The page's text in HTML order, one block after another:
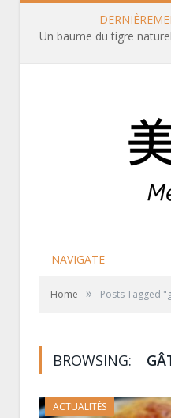
Un baume du tigre
NAVIGATE
Home » Posts Tagged
BROWSING:
ACTUALITÉS